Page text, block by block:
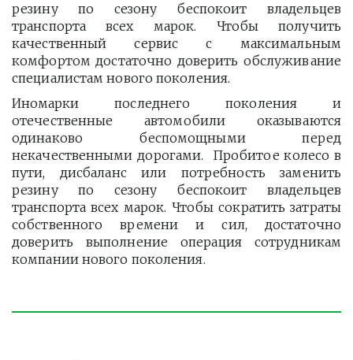
резину по сезону беспокоит владельцев
транспорта всех марок. Чтобы получить
качественный сервис с максимальным
комфортом достаточно доверить обслуживание
специалистам нового поколения.
Иномарки последнего поколения и
отечественные автомобили оказываются
одинаково беспомощными перед
некачественными дорогами. Пробитое колесо в
пути, дисбаланс или потребность заменить
резину по сезону беспокоит владельцев
транспорта всех марок. Чтобы сократить затраты
собственного времени и сил, достаточно
доверить выполнение операция сотрудникам
компании нового поколения.